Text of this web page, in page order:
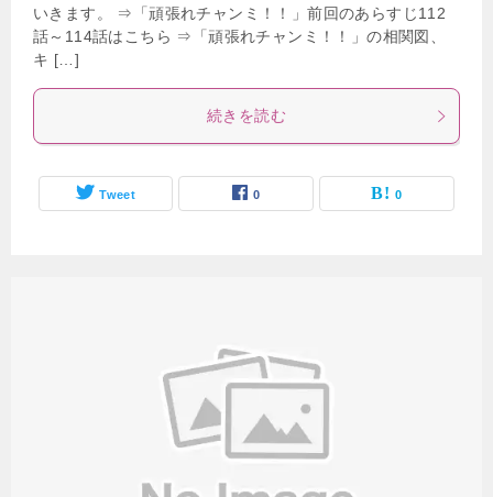
いきます。 ⇒「頑張れチャンミ！！」前回のあらすじ112
話～114話はこちら ⇒「頑張れチャンミ！！」の相関図、
キ […]
続きを読む
Tweet 0 0